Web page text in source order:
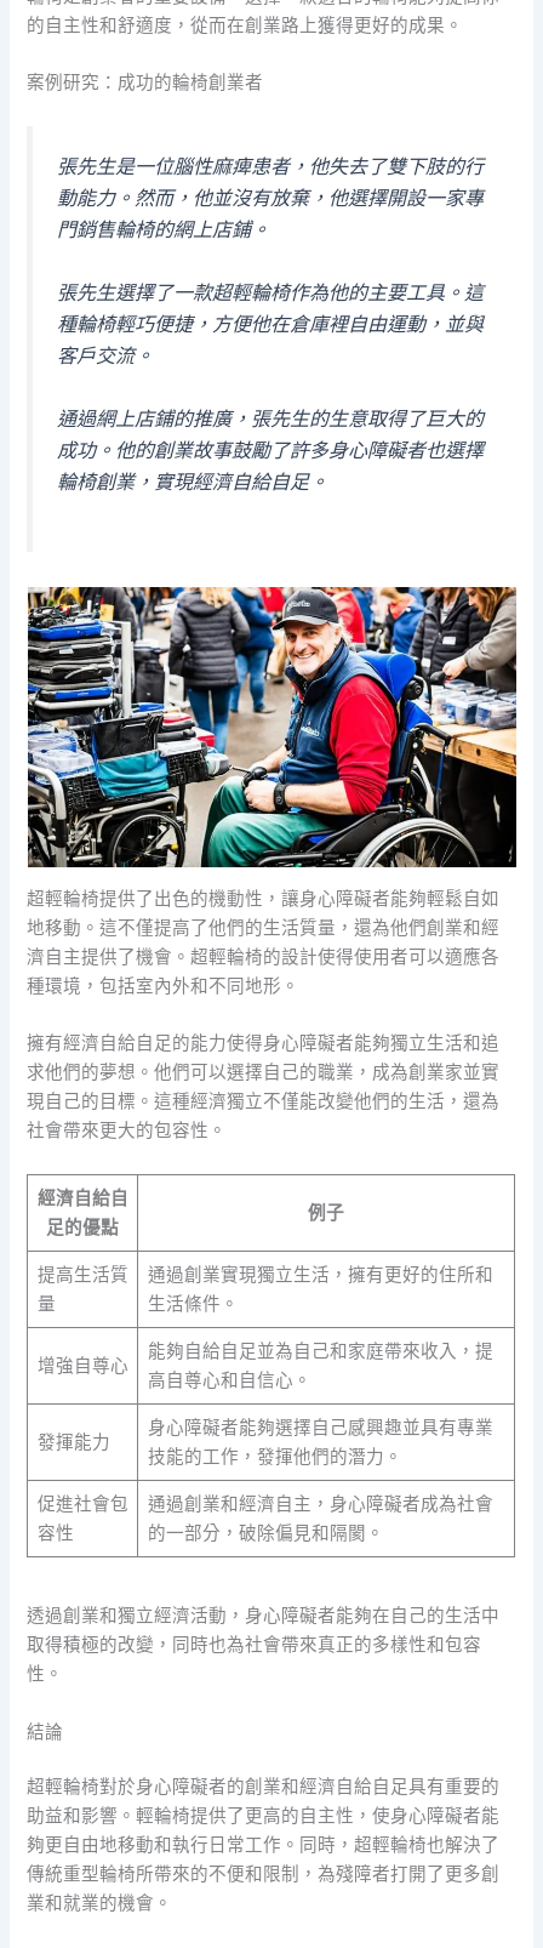
的自主性和舒適度，從而在創業路上獲得更好的成果。
案例研究：成功的輪椅創業者
張先生是一位腦性麻痺患者，他失去了雙下肢的行
動能力。然而，他並沒有放棄，他選擇開設一家專
門銷售輪椅的網上店鋪。
張先生選擇了一款超輕輪椅作為他的主要工具。這
種輪椅輕巧便捷，方便他在倉庫裡自由運動，並與
客戶交流。
通過網上店鋪的推廣，張先生的生意取得了巨大的
成功。他的創業故事鼓勵了許多身心障礙者也選擇
輪椅創業，實現經濟自給自足。
超輕輪椅提供了出色的機動性，讓身心障礙者能夠輕鬆自如
地移動。這不僅提高了他們的生活質量，還為他們創業和經
濟自主提供了機會。超輕輪椅的設計使得使用者可以適應各
種環境，包括室內外和不同地形。
擁有經濟自給自足的能力使得身心障礙者能夠獨立生活和追
求他們的夢想。他們可以選擇自己的職業，成為創業家並實
現自己的目標。這種經濟獨立不僅能改變他們的生活，還為
社會帶來更大的包容性。
經濟自給自
足的優點
例子
提高生活質
量
通過創業實現獨立生活，擁有更好的住所和
生活條件。
增強自尊心
能夠自給自足並為自己和家庭帶來收入，提
高自尊心和自信心。
發揮能力
身心障礙者能夠選擇自己感興趣並具有專業
技能的工作，發揮他們的潛力。
促進社會包
容性
通過創業和經濟自主，身心障礙者成為社會
的一部分，破除偏見和隔閡。
透過創業和獨立經濟活動，身心障礙者能夠在自己的生活中
取得積極的改變，同時也為社會帶來真正的多樣性和包容
性。
結論
超輕輪椅對於身心障礙者的創業和經濟自給自足具有重要的
助益和影響。輕輪椅提供了更高的自主性，使身心障礙者能
夠更自由地移動和執行日常工作。同時，超輕輪椅也解決了
傳統重型輪椅所帶來的不便和限制，為殘障者打開了更多創
業和就業的機會。